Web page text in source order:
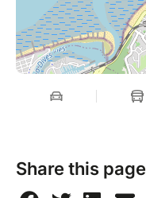
Share this page